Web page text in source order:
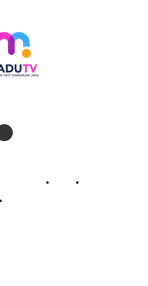
Pedoman Siber Kontak